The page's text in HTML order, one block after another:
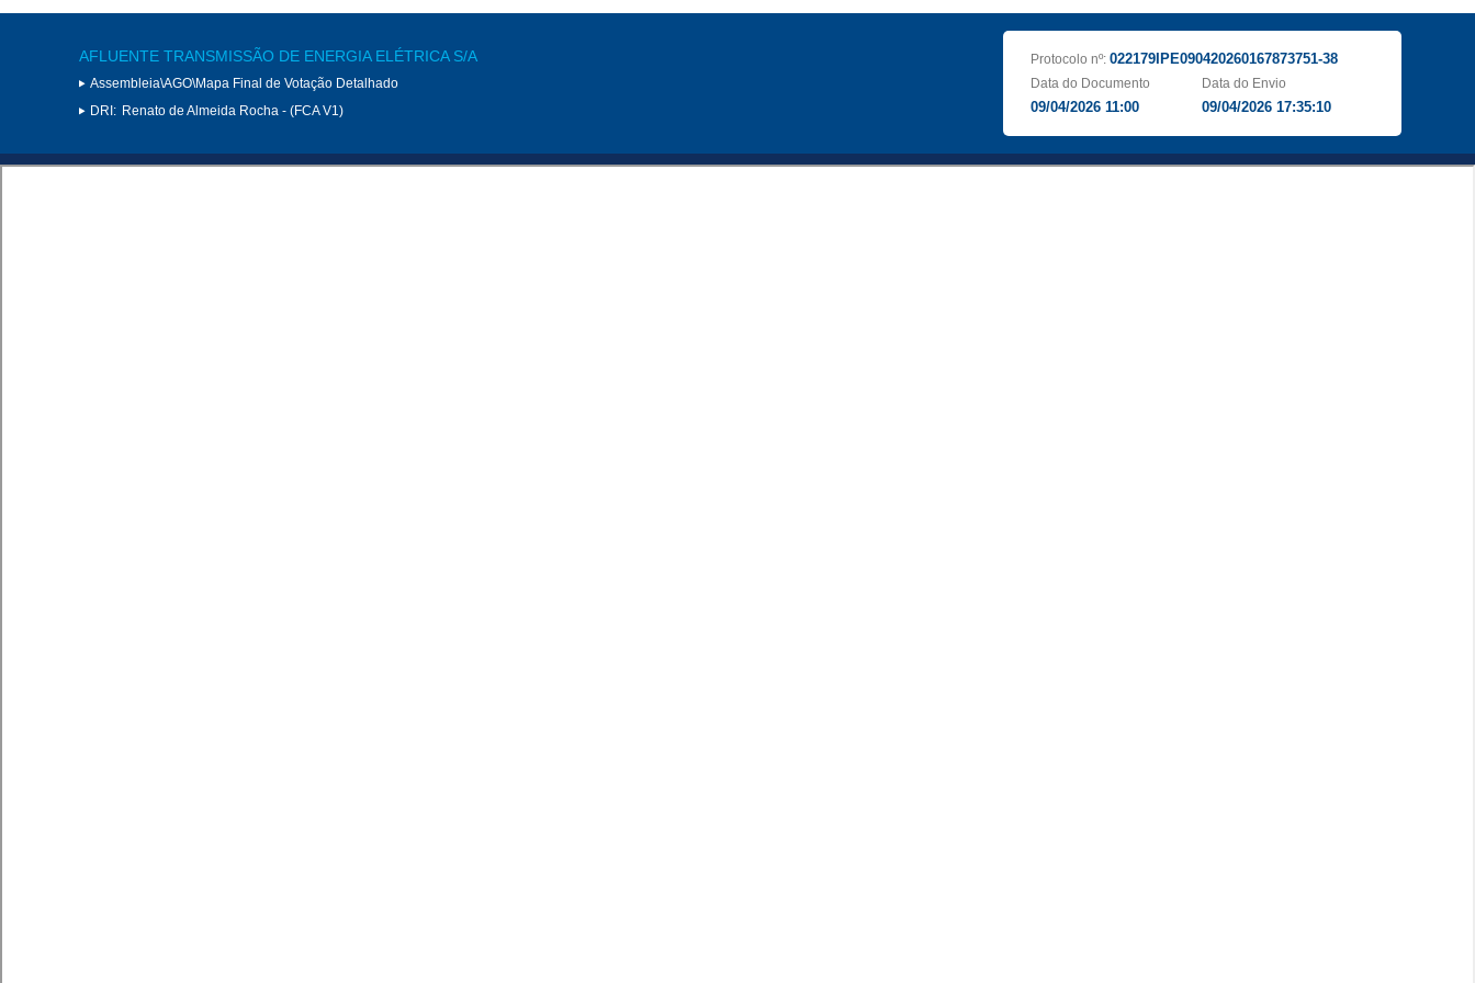
AFLUENTE TRANSMISSÃO DE ENERGIA ELÉTRICA S/A
Assembleia\AGO\Mapa Final de Votação Detalhado
DRI: Renato de Almeida Rocha - (FCA V1)
Protocolo nº: 022179IPE090420260167873751-38
Data do Documento
09/04/2026 11:00
Data do Envio
09/04/2026 17:35:10